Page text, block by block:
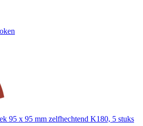
95 x 95 mm zelfhechtend K180, 5 stuks